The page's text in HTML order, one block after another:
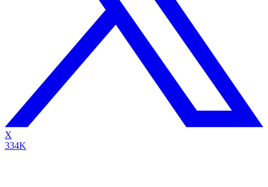
X
334K